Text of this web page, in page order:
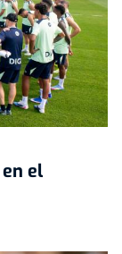
el